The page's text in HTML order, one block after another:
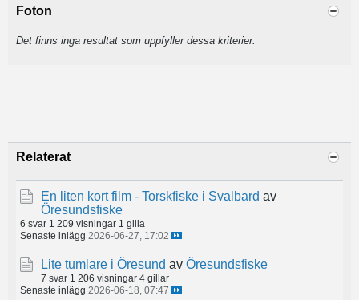
Foton
Det finns inga resultat som uppfyller dessa kriterier.
Relaterat
En liten kort film - Torskfiske i Svalbard av
Öresundsfiske
6 svar 1 209 visningar 1 gilla
Senaste inlägg 2026-06-27, 17:02
Lite tumlare i Öresund av Öresundsfiske
7 svar 1 206 visningar 4 gillar
Senaste inlägg 2026-06-18, 07:47